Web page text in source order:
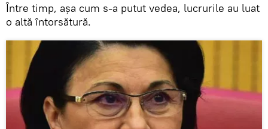
Între timp, aşa cum s-a putut vedea, lucrurile au luat
o altă întorsătură.